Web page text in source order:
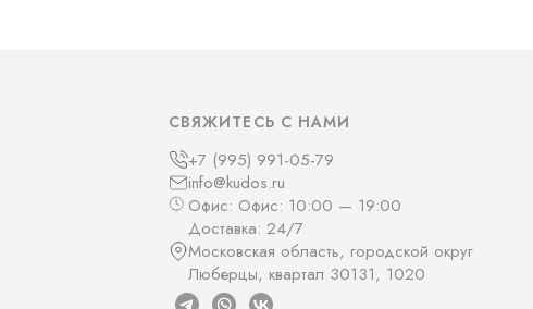
СВЯЖИТЕСЬ С НАМИ
+7 (995) 991-05-79
info@kudos.ru
Офис: Офис: 10:00 — 19:00
Доставка: 24/7
Московская область, городской округ
Люберцы, квартал 30131, 1020